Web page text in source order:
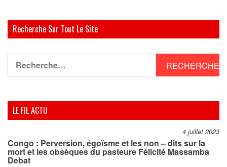
Recherche Sur Tout Le Site
LE FIL ACTU
4 juillet 2023
Congo : Perversion, égoïsme et les non – dits sur la
mort et les obsèques du pasteure Félicité Massamba
Debat